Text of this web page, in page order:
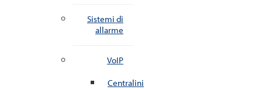
Sistemi di
allarme
VoIP
Centralini